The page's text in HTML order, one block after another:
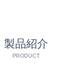
製品紹介
PRODUCT